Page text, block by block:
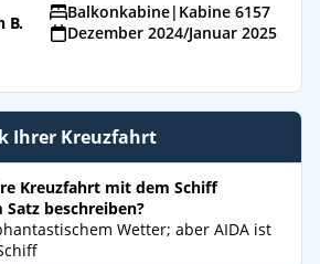
B. Balkonkabine| Kabine 6157
Dezember 2024/Januar 2025
Ihrer Kreuzfahrt
Kreuzfahrt mit dem Schiff
beschreiben?
Wetter; aber AIDA ist